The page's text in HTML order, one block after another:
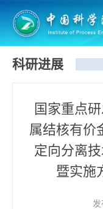
科研进展
国家重点
属结核有价
定向分离
暨实施